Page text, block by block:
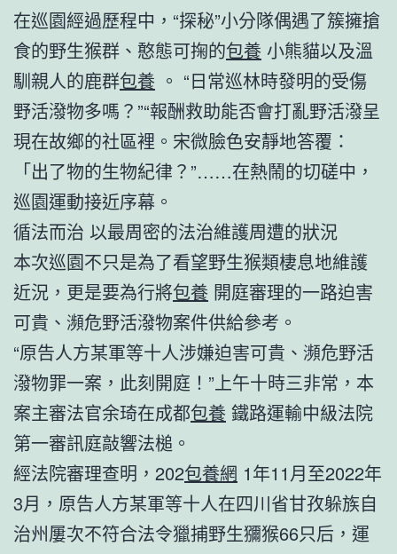
在巡園經過歷程中，“探秘”小分隊偶遇了簇擁搶
食的野生猴群、憨態可掬的包養 小熊貓以及溫
馴親人的鹿群包養 。 “日常巡林時發明的受傷
野活潑物多嗎？”“報酬救助能否會打亂野活潑呈
現在故鄉的社區裡。宋微臉色安靜地答覆：
「出了物的生物紀律？”……在熱鬧的切磋中，
巡園運動接近序幕。
循法而治 以最周密的法治維護周遭的狀況
本次巡園不只是為了看望野生猴類棲息地維護
近況，更是要為行將包養 開庭審理的一路迫害
可貴、瀕危野活潑物案件供給參考。
“原告人方某軍等十人涉嫌迫害可貴、瀕危野活
潑物罪一案，此刻開庭！”上午十時三非常，本
案主審法官余琦在成都包養 鐵路運輸中級法院
第一審訊庭敲響法槌。
經法院審理查明，202包養網 1年11月至2022年
3月，原告人方某軍等十人在四川省甘孜躲族自
治州屢次不符合法令獵捕野生獼猴66只后，運